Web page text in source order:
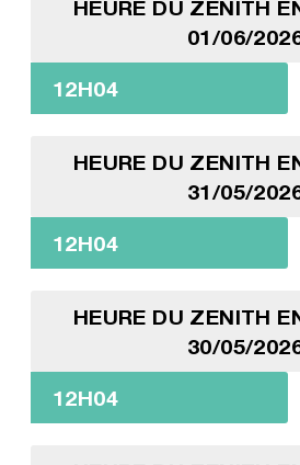
HEURE DU ZENITH
01/06/
12H04
HEURE DU ZENITH
31/05/
12H04
HEURE DU ZENITH
30/05/
12H04